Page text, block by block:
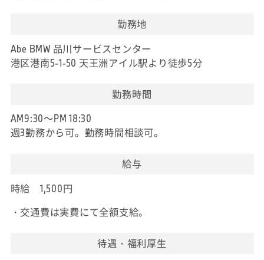
勤務地
Abe BMW 品川サービスセンター
港区港南5-1-50 天王洲アイル駅より徒歩5分
勤務時間
AM9:30～PM 18:30
週3勤務から可。勤務時間相談可。
給与
時給 1,500円
・交通費は実費にて全額支給。
待遇・福利厚生